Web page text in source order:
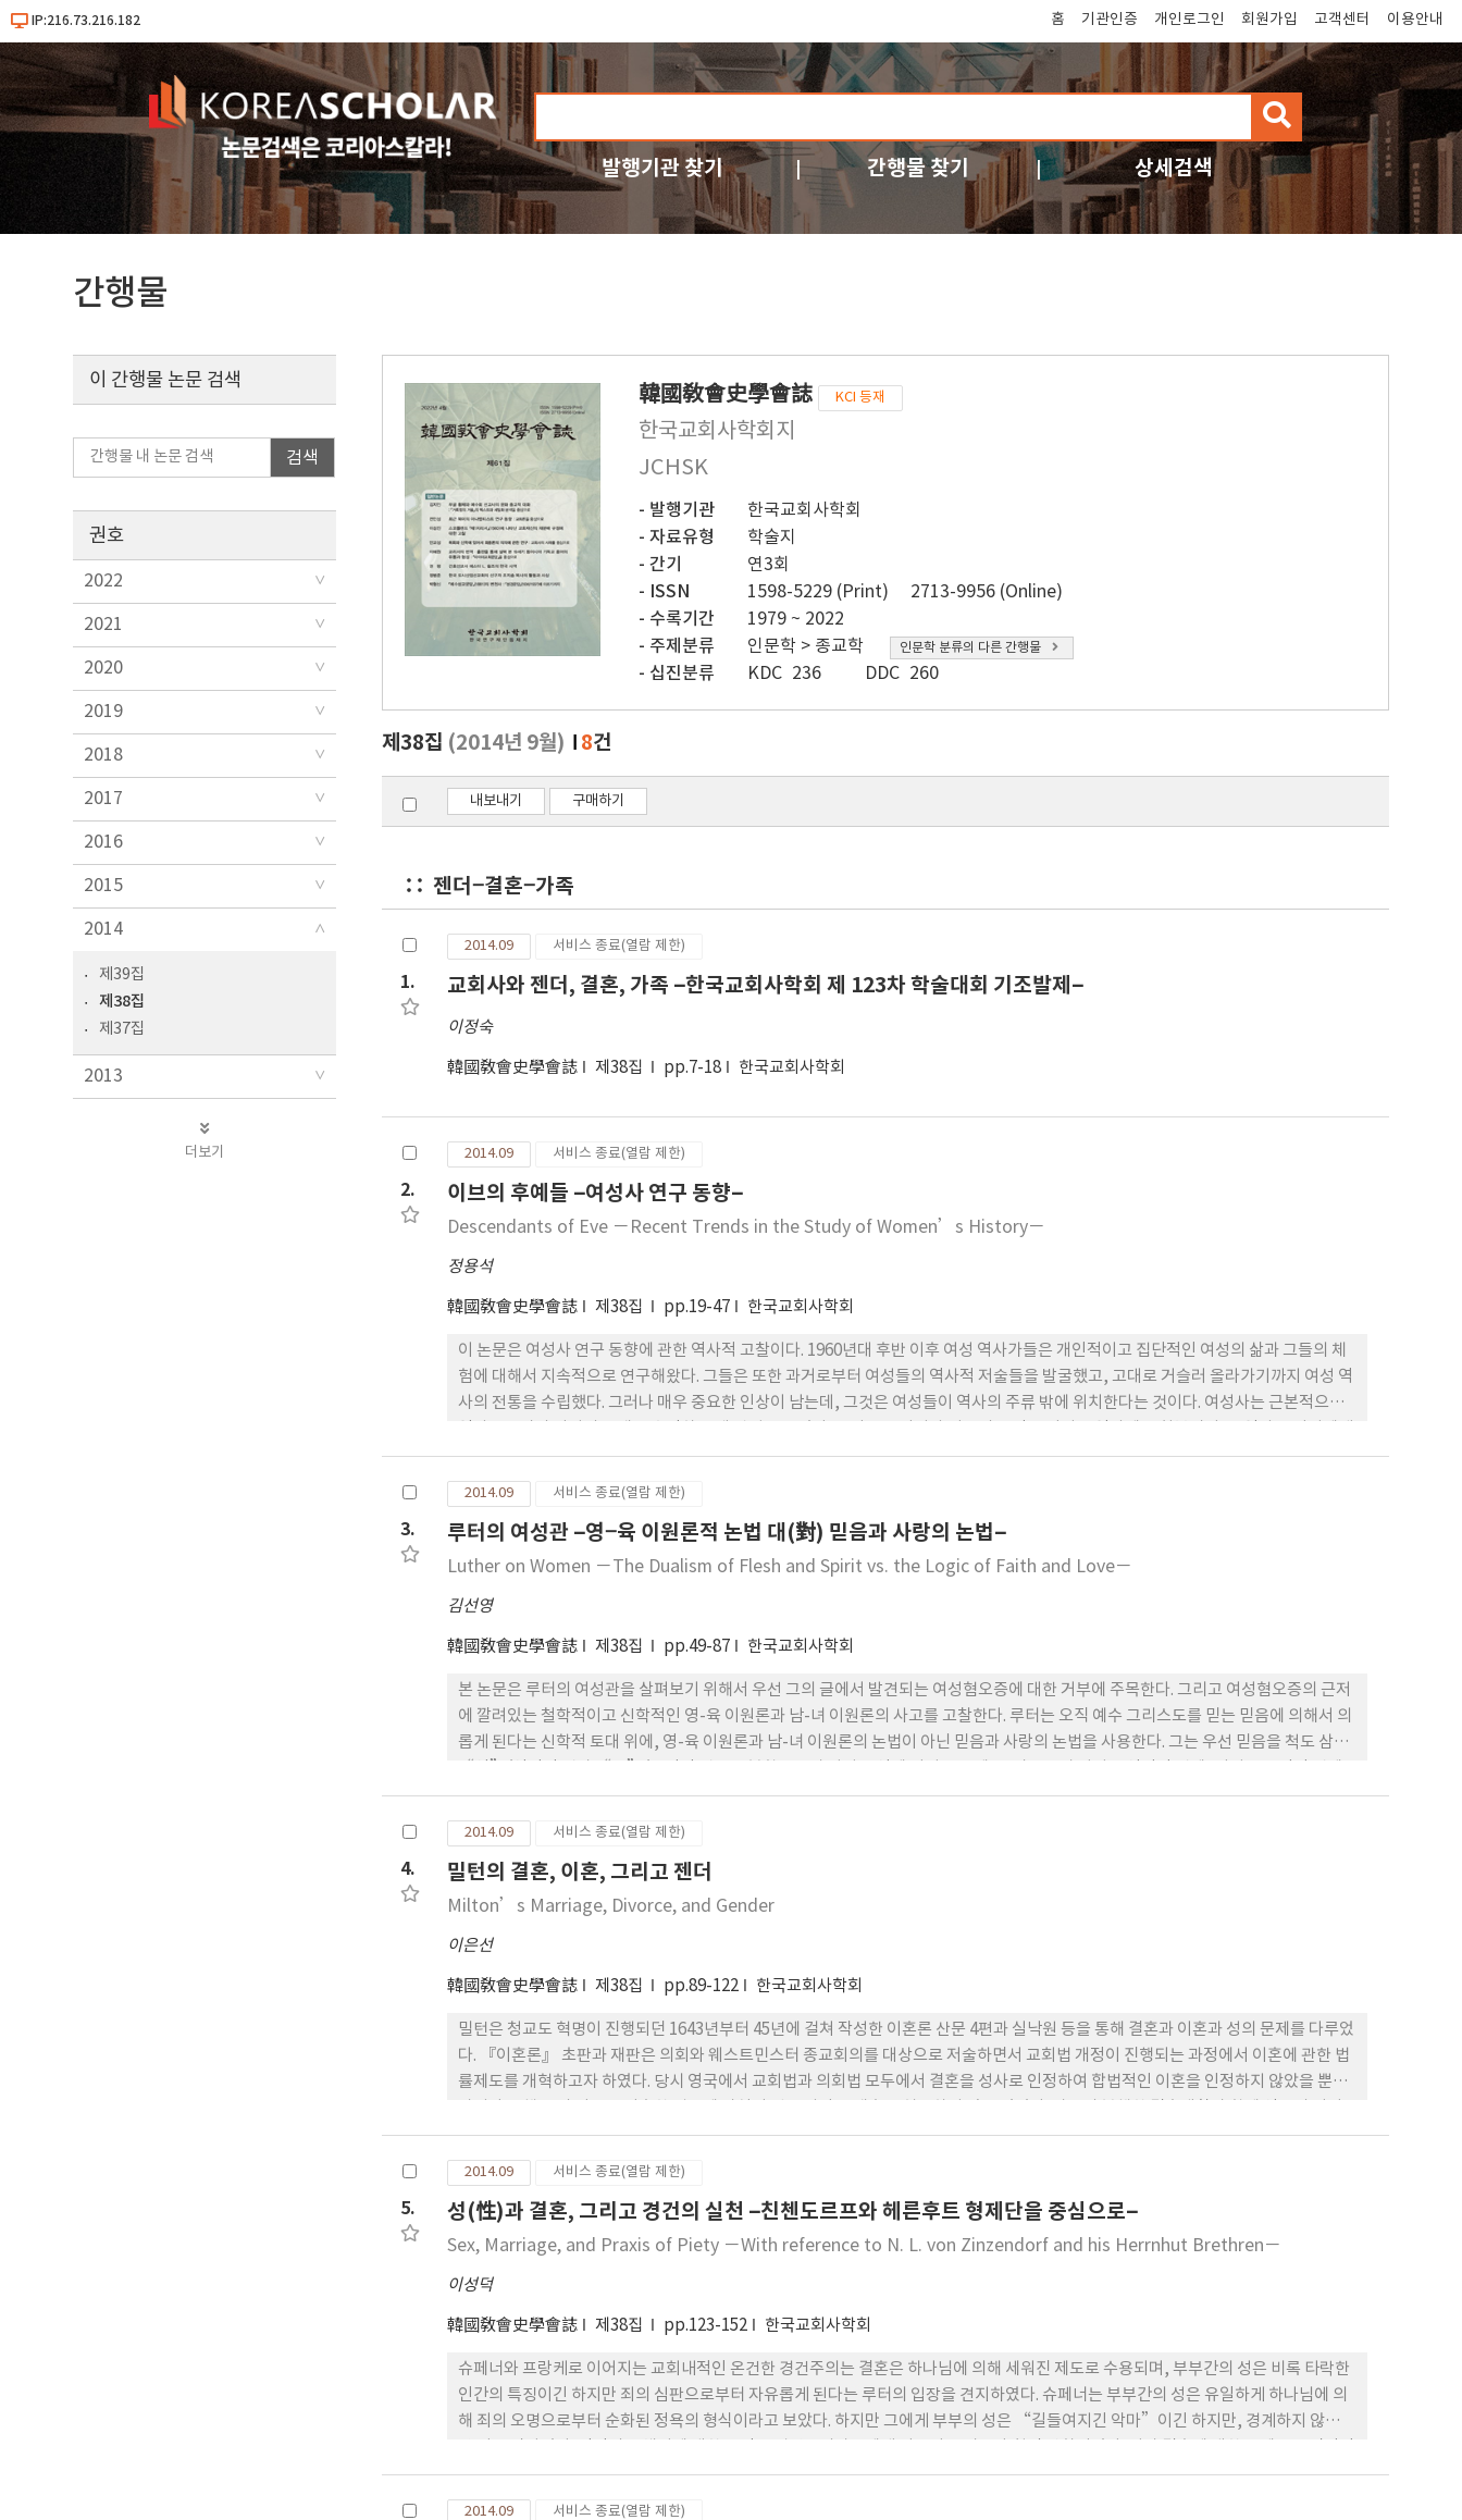
IP:216.73.216.182 홈 기관인증 개인로그인 회원가입 고객센터 이용안내
검
색
발행기관 찾기 간행물 찾기 상세검색
간행물
韓國敎會史學會誌 KCI 등재
한국교회사학회지
JCHSK
발행기관
한국교회사학회
자료유형
학술지
간기
연3회
ISSN
1598-5229 (Print)
2713-9956 (Online)
수록기간
1979 ~ 2022
주제분류
인문학 > 종교학 인문학 분류의 다른 간행물
십진분류 KDC 236 DDC 260
이 간행물 논문 검색
검색
권호
2022
2021
2020
2019
2018
2017
2016
2015
2014
제39집
제38집
제37집
2013
더보기
제38집 (2014년 9월) 8건
내보내기 구매하기
젠더−결혼−가족
1.
2014.09 서비스 종료(열람 제한)
교회사와 젠더, 결혼, 가족 –한국교회사학회 제 123차 학술대회 기조발제–
이정숙
韓國敎會史學會誌 제38집 pp.7-18 한국교회사학회
2.
2014.09 서비스 종료(열람 제한)
이브의 후예들 –여성사 연구 동향–
Descendants of Eve －Recent Trends in the Study of Women’s History－
정용석
韓國敎會史學會誌 제38집 pp.19-47 한국교회사학회
이 논문은 여성사 연구 동향에 관한 역사적 고찰이다. 1960년대 후반 이후 여성 역사가들은 개인적이고 집단적인 여성의 삶과 그들의 체
험에 대해서 지속적으로 연구해왔다. 그들은 또한 과거로부터 여성들의 역사적 저술들을 발굴했고, 고대로 거슬러 올라가기까지 여성 역
사의 전통을 수립했다. 그러나 매우 중요한 인상이 남는데, 그것은 여성들이 역사의 주류 밖에 위치한다는 것이다. 여성사는 근본적으로
로 회복시키는 것이다. 한편 1980년대 중반에 젠더 개념이 부각되었고, 젠더가 역사 내에서 분석의 비판적 범주가 되어야 한다는 주장이
대두되었다. 그리고 분리된 여성의 역사는 있을 수 없다고 주장되었다. 새로운 역사는 근본적으로 성(性)들 간의 변화하는 관계에 초점을
맞추어 전개되어야 한다는 것이다. 젠더 역사의 적합성에 대한 논쟁은 계속되고 있다. 만일 전통적인 방식의 역사 기술이 ‘그의 이야
기’에 중심을 두고 있다면 이제 ‘그녀의 이야기’를 찾아내어 들을 필요가 있다. 여성사를 연구하고 기술하는 것은 쉬운 일이 아니다.
왜냐하면 자료와 증거가 희박하기 때문이다. 그것은 때로 행간(行間)을 읽는 역사적 상상력을 필요로 한다. 남성과 여성을 모두 포함하는
3.
2014.09 서비스 종료(열람 제한)
루터의 여성관 –영−육 이원론적 논법 대(對) 믿음과 사랑의 논법–
Luther on Women －The Dualism of Flesh and Spirit vs. the Logic of Faith and Love－
김선영
韓國敎會史學會誌 제38집 pp.49-87 한국교회사학회
본 논문은 루터의 여성관을 살펴보기 위해서 우선 그의 글에서 발견되는 여성혐오증에 대한 거부에 주목한다. 그리고 여성혐오증의 근저
에 깔려있는 철학적이고 신학적인 영-육 이원론과 남-녀 이원론의 사고를 고찰한다. 루터는 오직 예수 그리스도를 믿는 믿음에 의해서 의
롭게 된다는 신학적 토대 위에, 영-육 이원론과 남-녀 이원론의 논법이 아닌 믿음과 사랑의 논법을 사용한다. 그는 우선 믿음을 척도 삼아
연계하는 구분법을 거부하고, 여남을 막론하고 모두 영적인 존재가 되고 영적인 삶을 살거나 혹은 육적인 존재가 되고 육적인 삶을 살거
나 할 수 있다고 주장한다. 그리고 믿음의 열매인 사랑의 삶을 사는 것 자체가 고행이요 금욕생활로서, 이것이 바로 “육”을 죽이고
“영”을 살리는 삶이라고 강조한다. 이러한 믿음과 사랑의 논법에 근거하여 루터는 여성들 안에서도 수녀원 생활과 결혼/가정생활 그
리고 수녀와 아내/엄마의 신분에 고착되어 있던 영적 신분과 세속 신분이라는 또 다른 이원론적 사고방식을 용납하지 않는다. 루터는 한
걸음 더 나아가 전자와 후자의 관계를 뒤바꾸어 놓는다. 믿음과 사랑의 논법에 의하면 아내/엄마의 신분은 세속 영역에 속한 가정 안에서
어느 누구보다도 영적 신분의 사람들이다. 무엇보다도 루터의 눈에 아내라는 여성은 하나님이 각 남편에게 특별히 허락해 주신 배필이
요, 가장 가까운 이웃으로서 사랑의 법에 따라 섬겨야 할 존재다. 그리고 엄마라는 여성은 루터가 인간 제도들 중 가장 중요하게 여기는 가
4.
2014.09 서비스 종료(열람 제한)
밀턴의 결혼, 이혼, 그리고 젠더
Milton’s Marriage, Divorce, and Gender
이은선
韓國敎會史學會誌 제38집 pp.89-122 한국교회사학회
밀턴은 청교도 혁명이 진행되던 1643년부터 45년에 걸쳐 작성한 이혼론 산문 4편과 실낙원 등을 통해 결혼과 이혼과 성의 문제를 다루었
다. 『이혼론』 초판과 재판은 의회와 웨스트민스터 종교회의를 대상으로 저술하면서 교회법 개정이 진행되는 과정에서 이혼에 관한 법
률제도를 개혁하고자 하였다. 당시 영국에서 교회법과 의회법 모두에서 결혼을 성사로 인정하여 합법적인 이혼을 인정하지 않았을 뿐만
한 이혼제도의 문제점을 파악한 밀턴은 불합리한 이혼제도를 개혁하려고 공적 논쟁에 뛰어 들었다. 밀턴은 이혼론 산문들을 통해 결혼의
목표에 대해 새로운 견해를 내세우게 되었다. 당시까지 자녀출산과 음행 방지가 결혼의 가장 중요한 목적으로 이해되고 있었는데, 밀턴
은 창세기 2장 18절의 새로운 해석을 통해 부부간의 고독을 해결하기 위한 영적인 성숙과 정신적인 사랑이 결혼의 가장 중요한 목적이라
고 주장하였으며, 자녀출산은 결혼의 목적이라기보다는 사랑의 결과라고 보았다. 그리고 이러한 부부간의 정신적인 대화와 사랑이 불가
능한 경우에도 이혼이 가능하다고 주장하였다. 그는 음행만이 이혼의 근거가 된다는 예수님의 말씀에 대해 바리새인들의 과도한 이혼에
정신적인 문제까지 포함된다고 해석하였다. 따라서 밀턴은 부부간의 정신적인 사랑이 이루어지지 못하는 경우에도 이혼이 가능하다고
주장하였다. 이러한 밀턴의 이혼론은 남성의 입장에서 제기되어 가부장적인 가치관을 반영하여 여성의 위치를 비하하는 측면이 있다. 그
영국의 국교회와 왕정 하에서 종교와 개인과 정치의 개혁을 통한 인간의 자유의 확보에 관심을 가지고 있었고, 이혼론 산문들은 인간의
개인적인 자유의 확보를 위한 차원에서 저술되었다. 그의 이혼론 산문들은 부부간의 사랑이 결혼의 가장 중요한 목적이라고 밝힌 것은 중
요한 공헌이었고, 당시 그의 이혼에 관한 입장은 수용되지 못하였으나, 20세기에 들어와 성격차이가 이혼의 요소로 인정되기에 이르렀
5.
2014.09 서비스 종료(열람 제한)
성(性)과 결혼, 그리고 경건의 실천 –친첸도르프와 헤른후트 형제단을 중심으로–
Sex, Marriage, and Praxis of Piety －With reference to N. L. von Zinzendorf and his Herrnhut Brethren－
이성덕
韓國敎會史學會誌 제38집 pp.123-152 한국교회사학회
슈페너와 프랑케로 이어지는 교회내적인 온건한 경건주의는 결혼은 하나님에 의해 세워진 제도로 수용되며, 부부간의 성은 비록 타락한
인간의 특징이긴 하지만 죄의 심판으로부터 자유롭게 된다는 루터의 입장을 견지하였다. 슈페너는 부부간의 성은 유일하게 하나님에 의
해 죄의 오명으로부터 순화된 정욕의 형식이라고 보았다. 하지만 그에게 부부의 성은 “길들여지긴 악마”이긴 하지만, 경계하지 않으면
경건주의자들에게는 더욱 예민하였다. 그들은 야콥 뵈메에 의해 영향을 받았던 크리스토프 호흐만 폰 호헨나우가 제시한 결혼의 5가지
유형에 깊은 영향을 받았다. 특별히 네 번째 결혼 유형인 동정(童貞) 결혼과 다섯 번째 유형인 순결한 어린 양이신 그리스도와의 결혼을
2014.09 서비스 종료(열람 제한)